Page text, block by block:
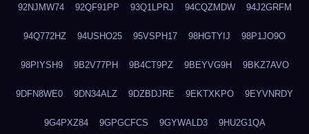
92NJMW74 92QF91PP 93Q1LPRJ 94CQZMDW 94J2GRFM
94Q772HZ 94USHO25 95VSPH17 98HGTYIJ 98P1JO9O
98PIYSH9 9B2V77PH 9B4CT9PZ 9BEYVG9H 9BKZ7AVO
9DFN8WE0 9DN34ALZ 9DZBDJRE 9EKTXKPO 9EYVNRDY
9G4PXZ84 9GPGCFCS 9GYWALD3 9HU2G1QA